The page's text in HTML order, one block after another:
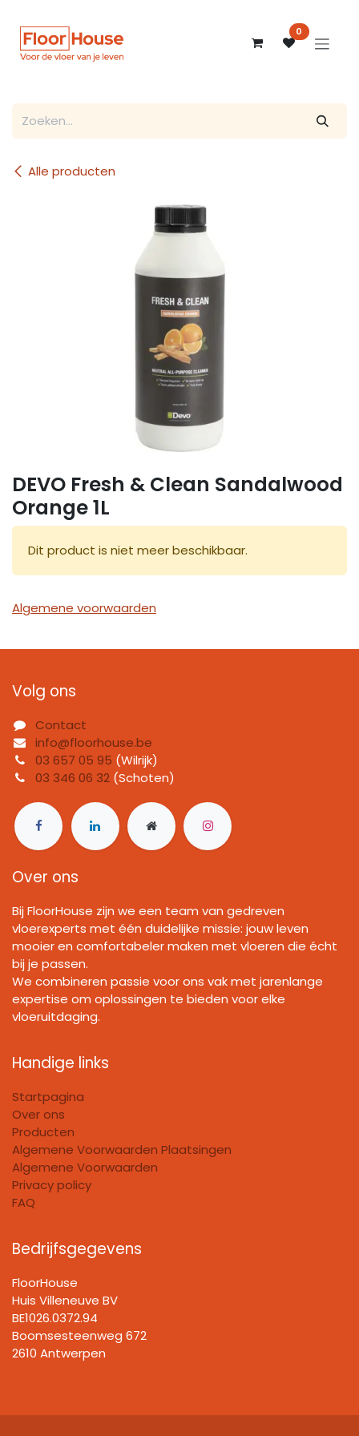
0
Alle producten
DEVO Fresh & Clean Sandalwood
Orange 1L
Dit product is niet meer beschikbaar.
Algemene voorwaarden
Volg ons
Contact
info@floorhouse.be
03 657 05 95 (Wilrijk)
03 346 06 32 (Schoten)
Over ons
Bij FloorHouse zijn we een team van gedreven
vloerexperts met één duidelijke missie: jouw leven
mooier en comfortabeler maken met vloeren die écht
bij je passen.
We combineren passie voor ons vak met jarenlange
expertise om oplossingen te bieden voor elke
vloeruitdaging.
Handige links
Startpagina
Over ons
Producten
Algemene Voorwaarden Plaatsingen
Algemene Voorwaarden
Privacy policy
FAQ
Bedrijfsgegevens
FloorHouse
Huis Villeneuve BV​
BE1026.0372.94
Boomsesteenweg 672
2610 Antwerpen